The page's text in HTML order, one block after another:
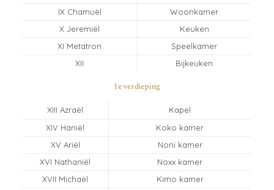
IX Chamuël
Woonkamer
X Jeremiël
Keuken
XI Metatron
Speelkamer
XII
Bijkeuken
1e verdieping
XIII Azraël
Kapel
XIV Haniël
Koko kamer
XV Ariël
Noni kamer
XVI Nathaniël
Noxx kamer
XVII Michaël
Kimo kamer